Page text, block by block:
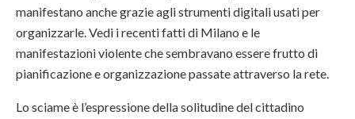
manifestano anche grazie agli strumenti digitali usati per
organizzarle. Vedi i recenti fatti di Milano e le
manifestazioni violente che sembravano essere frutto di
pianificazione e organizzazione passate attraverso la rete.
Lo sciame è l’espressione della solitudine del cittadino